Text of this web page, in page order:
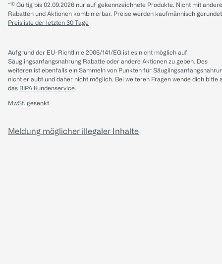
*¹⁰ Gültig bis 02.09.2026 nur auf gekennzeichnete Produkte. Nicht mit
Rabatten und Aktionen kombinierbar. Preise werden kaufmännisch
Preisliste der letzten 30 Tage
Aufgrund der EU-Richtlinie 2006/141/EG ist es nicht möglich auf
Säuglingsanfangsnahrung Rabatte oder andere Aktionen zu geben. Des
weiteren ist ebenfalls ein Sammeln von Punkten für
nicht erlaubt und daher nicht möglich. Bei weiteren Fragen wende dich bitte
das BIPA Kundenservice.
MwSt. gesenkt
Meldung möglicher illegaler Inhalte